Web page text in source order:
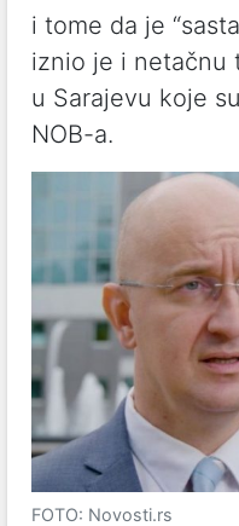
i tome da je
iznio je i netačnu
u Sarajevu koje
NOB-a.
FOTO: Novosti.rs